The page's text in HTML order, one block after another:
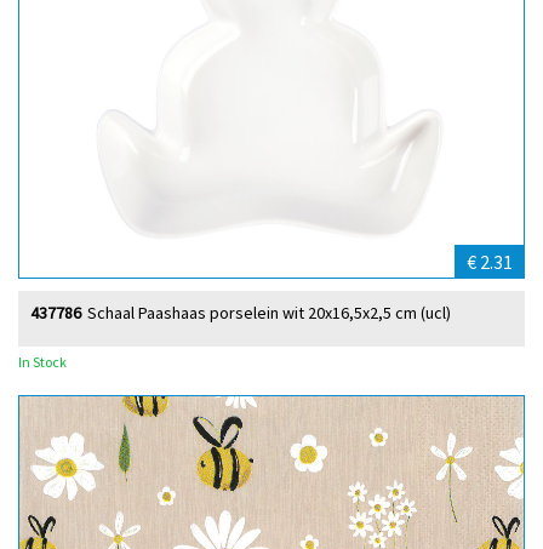
€ 2.31
Schaal Paashaas porselein wit 20x16,5x2,5 cm (ucl)
437786
In Stock